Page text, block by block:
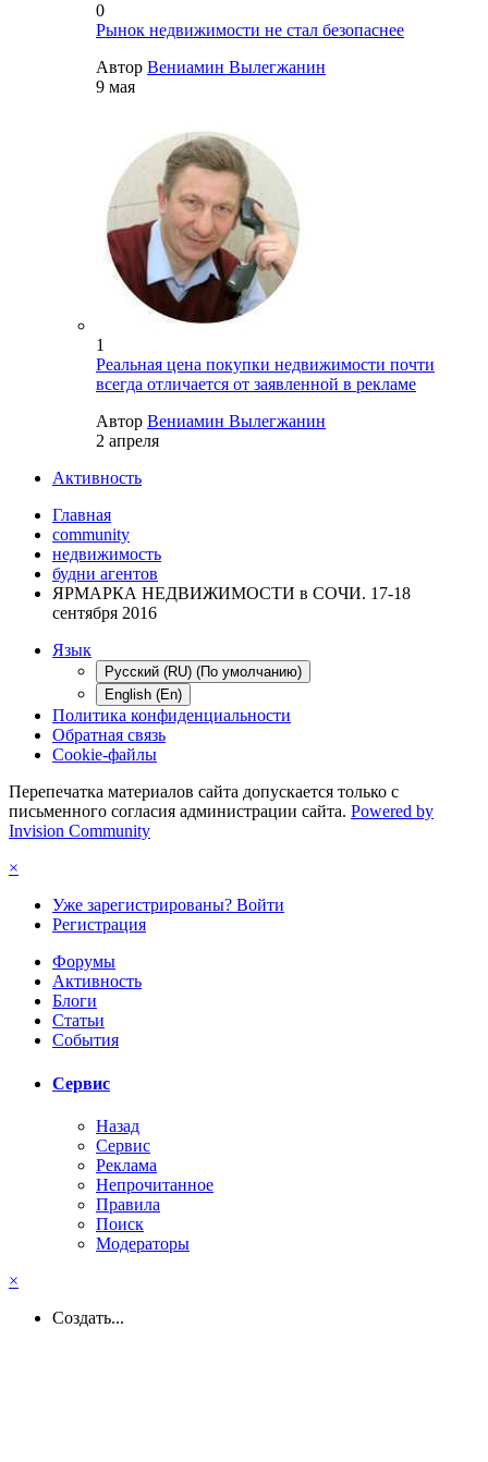
0
Рынок недвижимости не стал безопаснее
Автор Вениамин Вылегжанин
9 мая
1
Реальная цена покупки недвижимости почти
всегда отличается от заявленной в рекламе
Автор Вениамин Вылегжанин
2 апреля
Активность
Главная
community
недвижимость
будни агентов
ЯРМАРКА НЕДВИЖИМОСТИ в СОЧИ. 17-18
сентября 2016
Язык
Русский (RU) (По умолчанию)
English (En)
Политика конфиденциальности
Обратная связь
Cookie-файлы
Перепечатка материалов сайта допускается только с
письменного согласия администрации сайта. Powered by
Invision Community
×
Уже зарегистрированы? Войти
Регистрация
Форумы
Активность
Блоги
Статьи
События
Сервис
Назад
Сервис
Реклама
Непрочитанное
Правила
Поиск
Модераторы
×
Создать...